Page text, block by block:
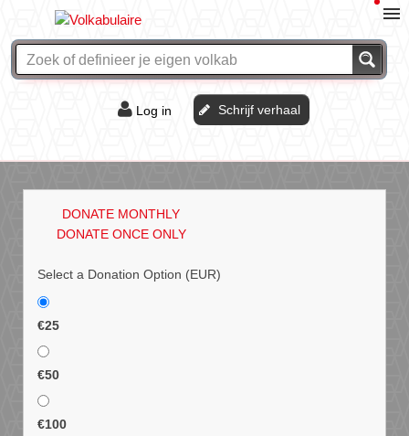
Log in Schrijf verhaal
DONATE MONTHLY
DONATE ONCE ONLY
Select a Donation Option (EUR)
€25
€50
€100